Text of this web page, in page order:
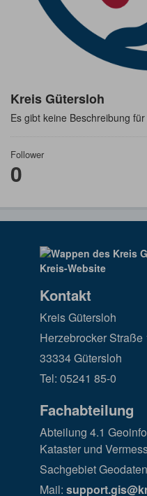
Kreis Gütersloh
Es gibt keine Beschreibung
Follower
0
Kontakt
Kreis Gütersloh
Herzebrocker Straße
33334 Gütersloh
Tel: 05241 85-0
Fachabteilung
Abteilung 4.1
Kataster und
Sachgebiet
Mail: